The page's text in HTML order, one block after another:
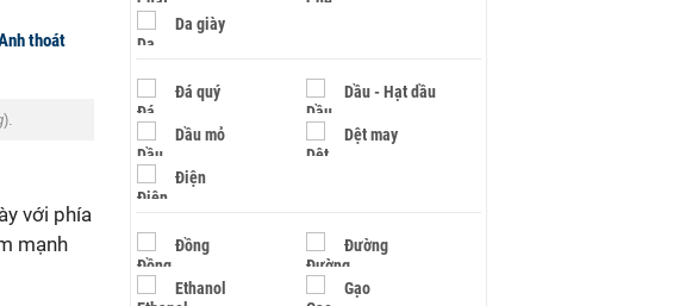
thoát
).
với phía
mạnh
Da giày
Đá quý Dầu - Hạt dầu
Dầu mỏ Dệt may
Điện
Đồng Đường
Ethanol Gạo